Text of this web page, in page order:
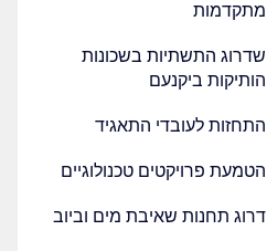
מתקדמות
שדרוג התשתיות בשכונות
הותיקות ביקנעם
התחזות לעובדי התאגיד
הטמעת פרויקטים טכנולוגיים
דרוג תחנות שאיבת מים וביוב